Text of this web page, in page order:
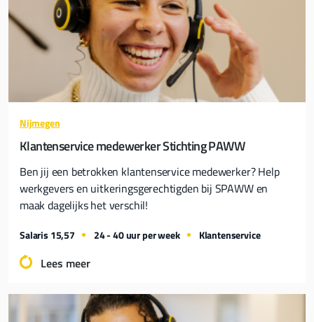
Nijmegen
Klantenservice medewerker Stichting PAWW
Ben jij een betrokken klantenservice medewerker? Help
werkgevers en uitkeringsgerechtigden bij SPAWW en
maak dagelijks het verschil!
Salaris 15,57 24 - 40 uur per week Klantenservice
Lees meer